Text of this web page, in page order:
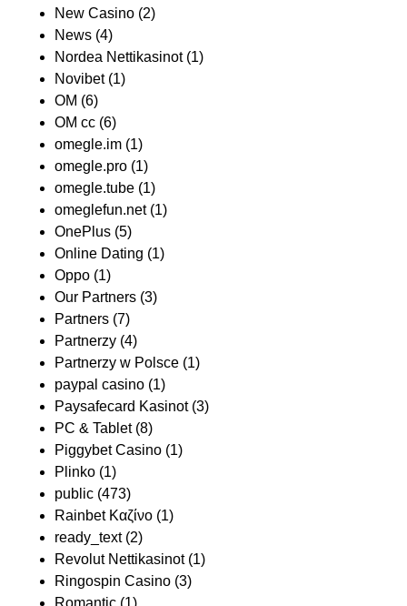
New Casino (2)
News (4)
Nordea Nettikasinot(1)
Novibet(1)
OM (6)
OM cc (6)
omegle.im (1)
omegle.pro (1)
omegle.tube (1)
omeglefun.net(1)
OnePlus (5)
Online Dating (1)
Oppo (1)
Our Partners (3)
Partners (7)
Partnerzy (4)
Partnerzy w Polsce (1)
paypal casino (1)
Paysafecard Kasinot(3)
PC & Tablet(8)
Piggybet Casino (1)
Plinko (1)
public (473)
Rainbet Καζίνο (1)
ready_text(2)
Revolut Nettikasinot(1)
Ringospin Casino (3)
Romantic (1)